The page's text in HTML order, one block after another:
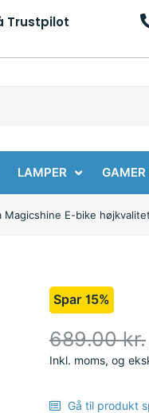
Trustpilot
LAMPER GAMER
E-bike
Spar 15%
689.00kr.
Inkl. moms, og
Gå til produkt